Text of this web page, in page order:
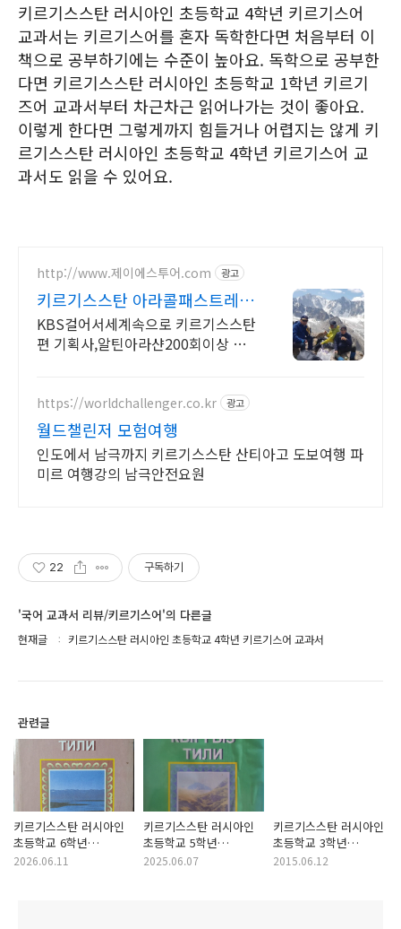
키르기스스탄 러시아인 초등학교 4학년 키르기스어
교과서는 키르기스어를 혼자 독학한다면 처음부터 이
책으로 공부하기에는 수준이 높아요. 독학으로 공부한
다면 키르기스스탄 러시아인 초등학교 1학년 키르기
즈어 교과서부터 차근차근 읽어나가는 것이 좋아요.
이렇게 한다면 그렇게까지 힘들거나 어렵지는 않게 키
르기스스탄 러시아인 초등학교 4학년 키르기스어 교
과서도 읽을 수 있어요.
http://www.제이에스투어.com 광고
키르기스스탄 아라콜패스트레킹
윤도현키르기스탄방문시현지진
행
KBS걸어서세계속으로 키르기스스탄
편 기획사,알틴아라샨200회이상 트
https://worldchallenger.co.kr 광고
월드챌린저 모험여행
인도에서 남극까지 키르기스스탄 산티아고 도보여행 파
미르 여행강의 남극안전요원
22 구독하기
'국어 교과서 리뷰/키르기스어'의 다른글
현재글 키르기스스탄 러시아인 초등학교 4학년 키르기스어 교과서
관련글
키르기스스탄 러시아인
초등학교 6학년
키르기스어 교과서
2026.06.11
키르기스스탄 러시아인
초등학교 5학년
키르기스어 교과서
2025.06.07
키르기스스탄 러시아인
초등학교 3학년
키르기즈어 교과서
2015.06.12